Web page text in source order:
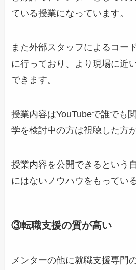
ている授業になっています。
また外部スタッフによるコー
に行っており、より現場に近
できます。
授業内容はYouTubeで誰でも
学を検討中の方は視聴した方
授業内容を公開できるという
にはないノウハウをもってい
③転職支援の質が高い
メンターの他に就職支援専門